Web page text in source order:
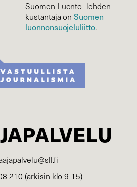
Suomen Luonto -lehden
kustantaja onSuomen
luonnonsuojelu­liitto.
210 (arkisin klo 9-15)